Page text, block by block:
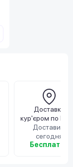
Доставка
кур'єром по
Доставим
сегодня
Бесплатно